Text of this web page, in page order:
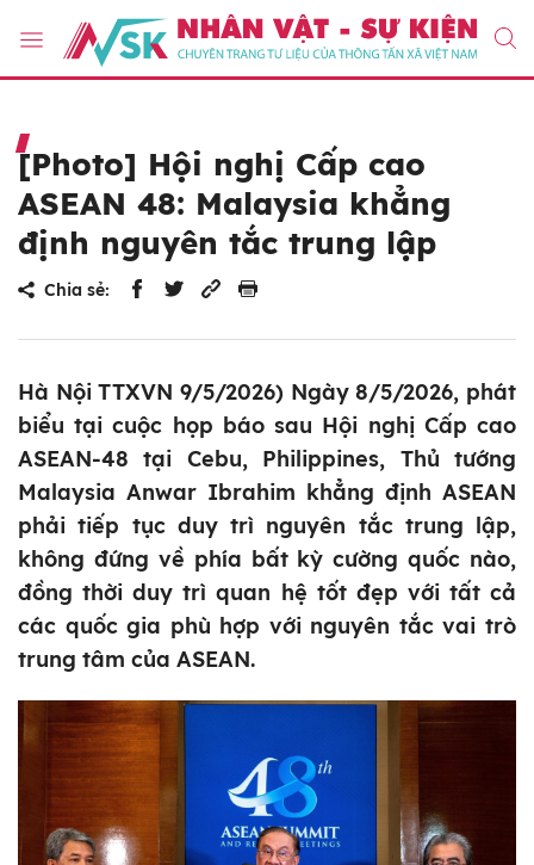
[Photo] Hội nghị Cấp cao
ASEAN 48: Malaysia khẳng
định nguyên tắc trung lập
Chia sẻ:
Hà Nội TTXVN 9/5/2026) Ngày 8/5/2026, phát
biểu tại cuộc họp báo sau Hội nghị Cấp cao
ASEAN-48 tại Cebu, Philippines, Thủ tướng
Malaysia Anwar Ibrahim khẳng định ASEAN
phải tiếp tục duy trì nguyên tắc trung lập,
không đứng về phía bất kỳ cường quốc nào,
đồng thời duy trì quan hệ tốt đẹp với tất cả
các quốc gia phù hợp với nguyên tắc vai trò
trung tâm của ASEAN.